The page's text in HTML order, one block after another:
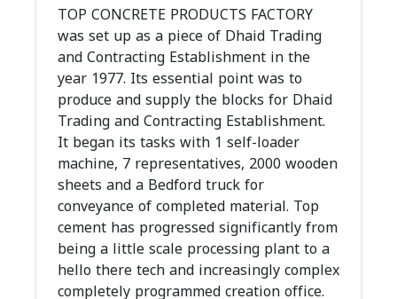
TOP CONCRETE PRODUCTS FACTORY
was set up as a piece of Dhaid Trading
and Contracting Establishment in the
year 1977. Its essential point was to
produce and supply the blocks for Dhaid
Trading and Contracting Establishment.
It began its tasks with 1 self-loader
machine, 7 representatives, 2000 wooden
sheets and a Bedford truck for
conveyance of completed material. Top
cement has progressed significantly from
being a little scale processing plant to a
hello there tech and increasingly complex
completely programmed creation office.